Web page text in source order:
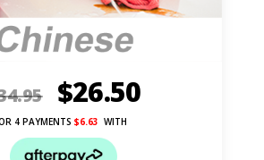
$26.50
4 PAYMENTS $6.63 WITH